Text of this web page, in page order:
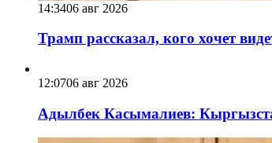
14:3406 авг 2026
Трамп рассказал, кого хочет
12:0706 авг 2026
Адылбек Касымалиев: